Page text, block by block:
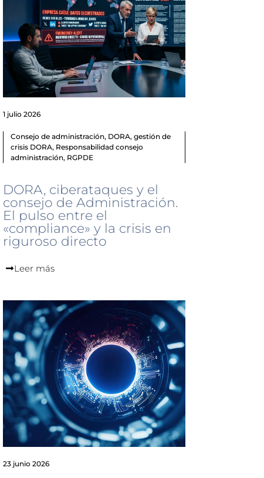
1 julio 2026
Consejo de administración, DORA, gestión de
crisis DORA, Responsabilidad consejo
administración, RGPDE
DORA, ciberataques y el
consejo de Administración.
El pulso entre el
«compliance» y la crisis en
riguroso directo
Leer más
23 junio 2026